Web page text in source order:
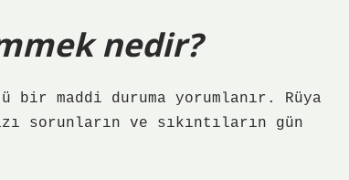
nedir?
bir maddi duruma yorumlanır. Rüya
sorunların ve sıkıntıların gün